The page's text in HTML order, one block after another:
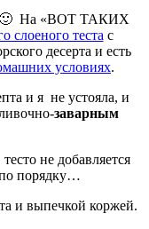
🙂 На «ВОТ ТАКИХ
слоеного теста с
десерта и есть
условиях.
и я не устояла, и
заварным
не добавляется
порядку…
и выпечкой коржей.